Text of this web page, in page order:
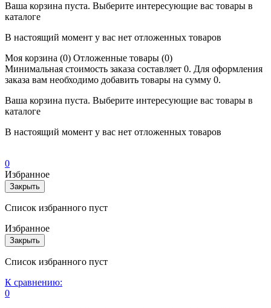
Ваша корзина пуста. Выберите интересующие вас товары в
каталоге
В настоящий момент у вас нет отложенных товаров
Моя корзина (0) Отложенные товары (0)
Минимальная стоимость заказа составляет 0. Для оформления
заказа вам необходимо добавить товары на сумму 0.
Ваша корзина пуста. Выберите интересующие вас товары в
каталоге
В настоящий момент у вас нет отложенных товаров
0
Избранное
Закрыть
Список избранного пуст
Избранное
Закрыть
Список избранного пуст
К сравнению:
0